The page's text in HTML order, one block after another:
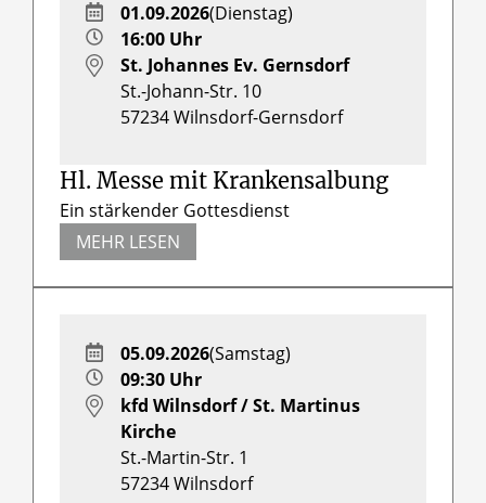
Hl. Messe mit Krankensalbung
Ein stärkender Gottesdienst
MEHR LESEN
01.09.2026(Dienstag)
16:00 Uhr
St. Johannes Ev. Gernsdorf
St.-Johann-Str. 10
57234Wilnsdorf-Gernsdorf
05.09.2026(Samstag)
09:30 Uhr
kfd Wilnsdorf / St. Martinus
Kirche
St.-Martin-Str. 1
57234Wilnsdorf